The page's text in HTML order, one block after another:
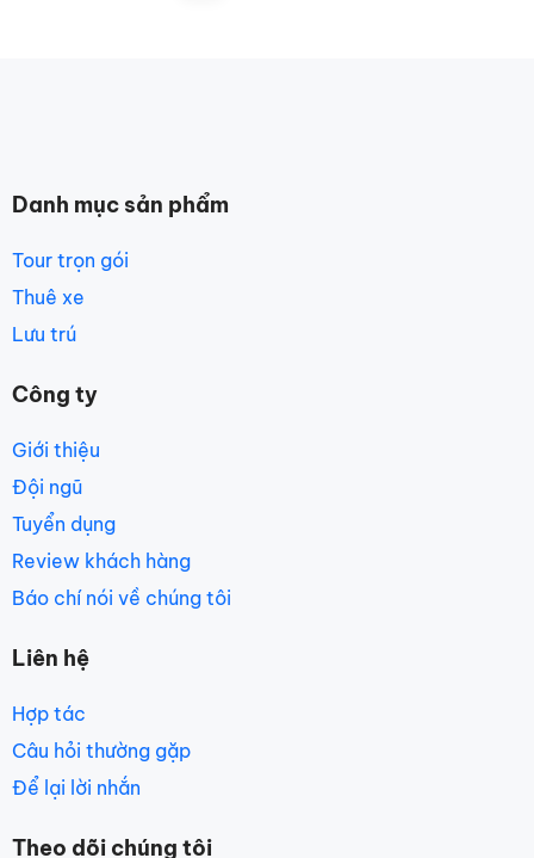
Danh mục sản phẩm
Tour trọn gói
Thuê xe
Lưu trú
Công ty
Giới thiệu
Đội ngũ
Tuyển dụng
Review khách hàng
Báo chí nói về chúng tôi
Liên hệ
Hợp tác
Câu hỏi thường gặp
Để lại lời nhắn
Theo dõi chúng tôi